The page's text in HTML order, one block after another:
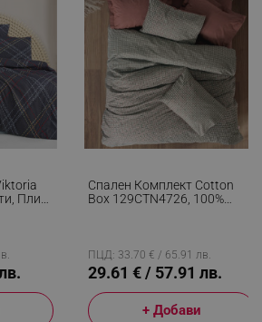
Плик
Спален Комплект Cotton
Box 129CTN4726, 100%
50х70 См, Сив/червен
ПЦД: 33.70 € / 65.91 лв.
29.61 € / 57.91 лв.
+ Добави